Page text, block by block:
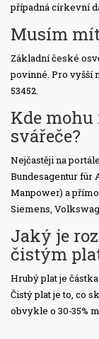
případná církevní
Musím
Základní české
povinné. Pro vyšší
53452.
Kde
svářeče?
Nejčastěji na
Bundesagentur für
Manpower) a
Siemens,
Jaký je
čistým
Hrubý plat je
Čistý plat je to, co
obvykle o 30‑35%